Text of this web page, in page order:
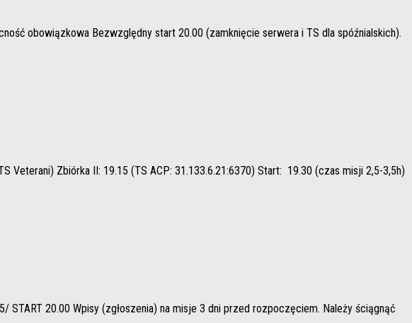
obowiązkowa Bezwzględny start 20.00 (zamknięcie serwera i TS dla spóźnialskich).
Veterani) Zbiórka II: 19.15 (TS ACP: 31.133.6.21:6370) Start: 19.30 (czas misji 2,5-3,5h)
START 20.00 Wpisy (zgłoszenia) na misje 3 dni przed rozpoczęciem. Należy ściągnąć